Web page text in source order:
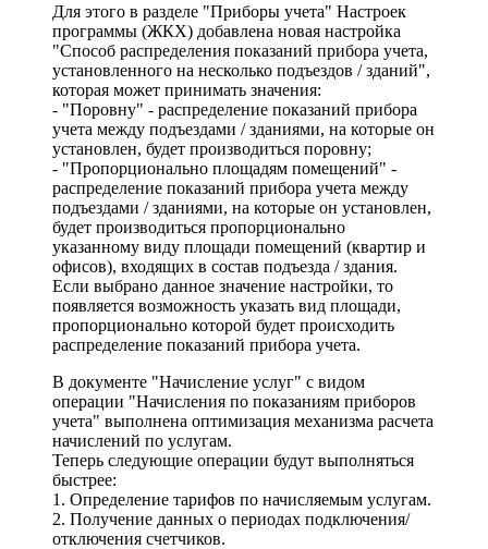
Для этого в разделе "Приборы учета" Настроек
программы (ЖКХ) добавлена новая настройка
"Способ распределения показаний прибора учета,
установленного на несколько подъездов / зданий",
которая может принимать значения:
- "Поровну" - распределение показаний прибора
учета между подъездами / зданиями, на которые он
установлен, будет производиться поровну;
- "Пропорционально площадям помещений" -
распределение показаний прибора учета между
подъездами / зданиями, на которые он установлен,
будет производиться пропорционально
указанному виду площади помещений (квартир и
офисов), входящих в состав подъезда / здания.
Если выбрано данное значение настройки, то
появляется возможность указать вид площади,
пропорционально которой будет происходить
распределение показаний прибора учета.
В документе "Начисление услуг" с видом
операции "Начисления по показаниям приборов
учета" выполнена оптимизация механизма расчета
начислений по услугам.
Теперь следующие операции будут выполняться
быстрее:
1. Определение тарифов по начисляемым услугам.
2. Получение данных о периодах подключения/
отключения счетчиков.